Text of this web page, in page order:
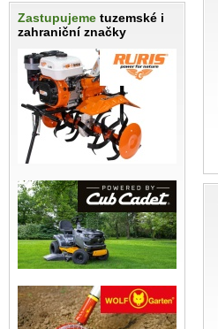
Zastupujeme tuzemské i
zahraniční značky